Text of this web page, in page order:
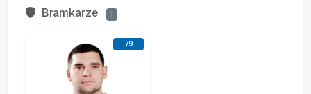
Bramkarze 1
79